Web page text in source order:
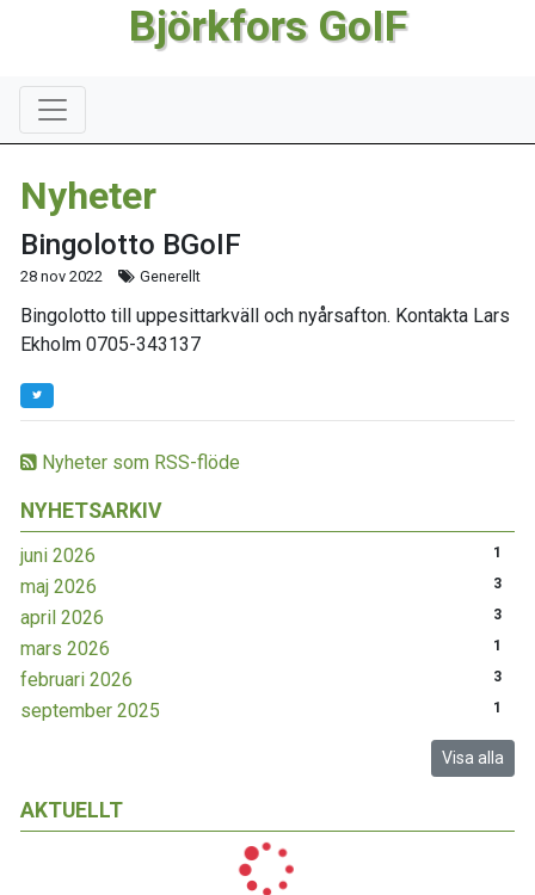
Björkfors GoIF
Nyheter som RSS-flöde
NYHETSARKIV
juni 2026 1
maj 2026 3
april 2026 3
mars 2026 1
februari 2026 3
september 2025 1
Visa alla
Nyheter
Bingolotto BGoIF
28 nov 2022 Generellt
Bingolotto till uppesittarkväll och nyårsafton. Kontakta Lars
Ekholm 0705-343137
AKTUELLT